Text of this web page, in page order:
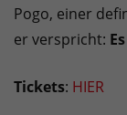
Pogo, einer
er verspricht:
Tickets: HIER